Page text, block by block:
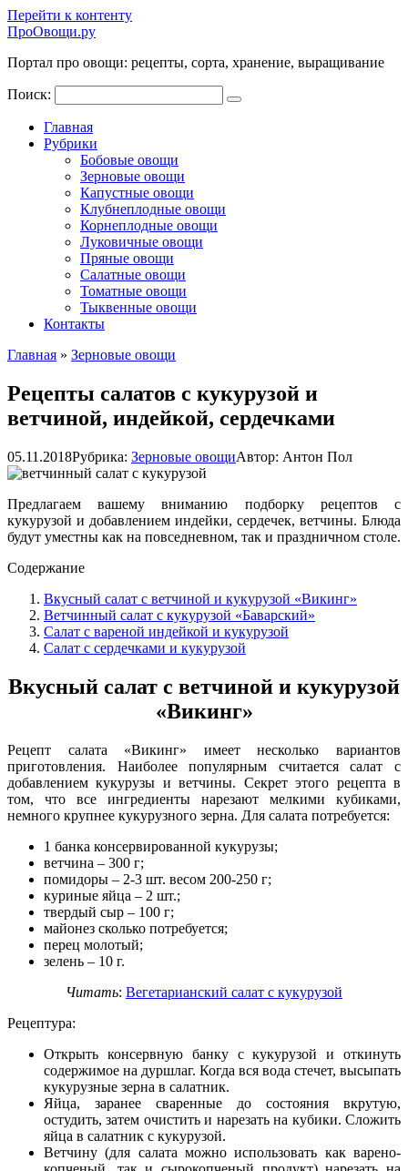
Перейти к контенту
ПроОвощи.ру
Портал про овощи: рецепты, сорта, хранение, выращивание
Поиск:
Главная
Рубрики
Бобовые овощи
Зерновые овощи
Капустные овощи
Клубнеплодные овощи
Корнеплодные овощи
Луковичные овощи
Пряные овощи
Салатные овощи
Томатные овощи
Тыквенные овощи
Контакты
Главная » Зерновые овощи
Рецепты салатов с кукурузой и
ветчиной, индейкой, сердечками
05.11.2018Рубрика: Зерновые овощиАвтор: Антон Пол
Предлагаем вашему вниманию подборку рецептов с
кукурузой и добавлением индейки, сердечек, ветчины. Блюда
будут уместны как на повседневном, так и праздничном столе.
Содержание
Вкусный салат с ветчиной и кукурузой «Викинг»
Ветчинный салат с кукурузой «Баварский»
Салат с вареной индейкой и кукурузой
Салат с сердечками и кукурузой
Вкусный салат с ветчиной и кукурузой
«Викинг»
Рецепт салата «Викинг» имеет несколько вариантов
приготовления. Наиболее популярным считается салат с
добавлением кукурузы и ветчины. Секрет этого рецепта в
том, что все ингредиенты нарезают мелкими кубиками,
немного крупнее кукурузного зерна. Для салата потребуется:
1 банка консервированной кукурузы;
ветчина – 300 г;
помидоры – 2-3 шт. весом 200-250 г;
куриные яйца – 2 шт.;
твердый сыр – 100 г;
майонез сколько потребуется;
перец молотый;
зелень – 10 г.
Читать: Вегетарианский салат с кукурузой
Рецептура:
Открыть консервную банку с кукурузой и откинуть
содержимое на дуршлаг. Когда вся вода стечет, высыпать
кукурузные зерна в салатник.
Яйца, заранее сваренные до состояния вкрутую,
остудить, затем очистить и нарезать на кубики. Сложить
яйца в салатник с кукурузой.
Ветчину (для салата можно использовать как варено-